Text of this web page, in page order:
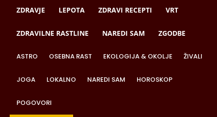
ZDRAVJE
LEPOTA ZDRAVI RECEPTI VRT
ZDRAVILNE RASTLINE NAREDI SAM ZGODBE
ASTRO OSEBNA RAST EKOLOGIJA & OKOLJE ŽIVALI
JOGA LOKALNO NAREDI SAM HOROSKOP
POGOVORI